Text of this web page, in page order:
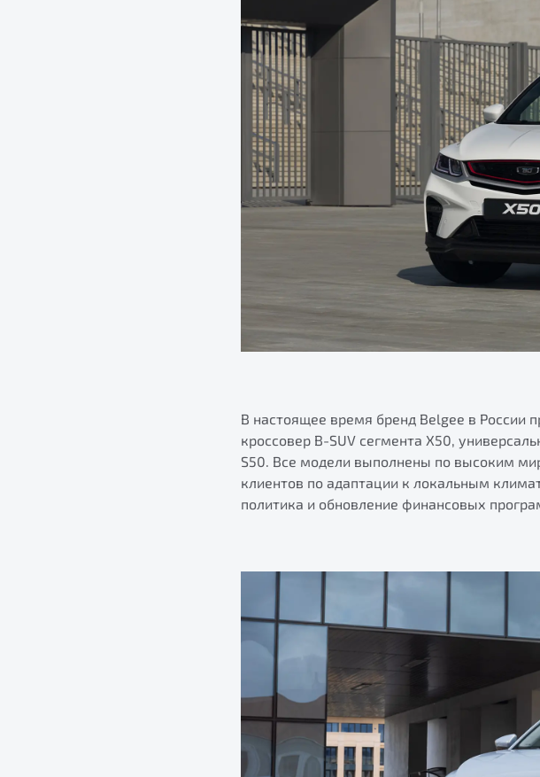
В настоящее время бренд Belgee в России
кроссовер B-SUV сегмента X50,
S50. Все модели выполнены по высоким
клиентов по адаптации к локальным
политика и обновление финансовых